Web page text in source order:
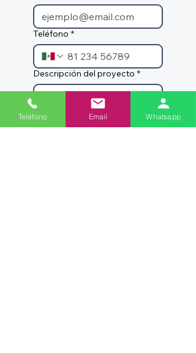
Teléfono *
Descripción del proyecto *
Teléfono Email Whatsapp